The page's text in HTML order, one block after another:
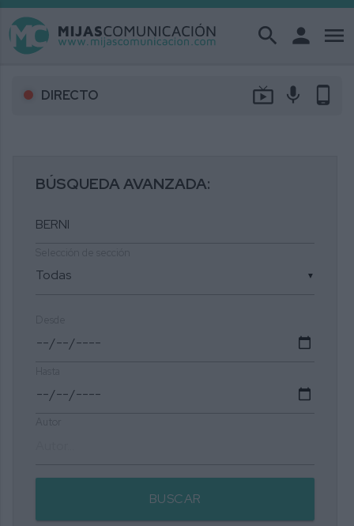
search person menu
DIRECTO live_tv mic phone_android
BÚSQUEDA AVANZADA:
▼
BUSCAR